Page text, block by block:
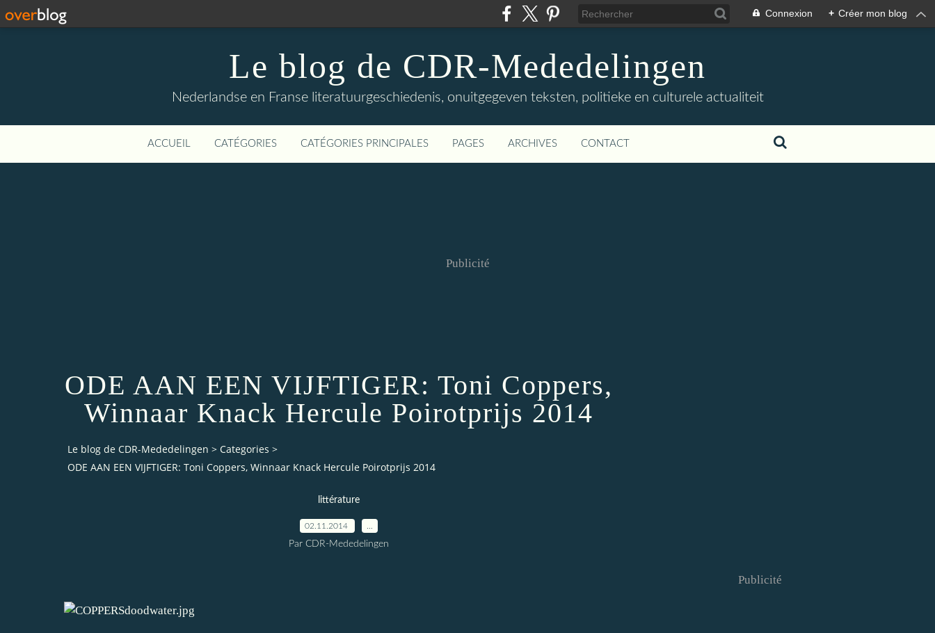
Connexion + Créer mon blog
Le blog de CDR-Mededelingen
Nederlandse en Franse literatuurgeschiedenis, onuitgegeven teksten, politieke en culturele actualiteit
ACCUEIL CATÉGORIES CATÉGORIES PRINCIPALES PAGES ARCHIVES CONTACT
Publicité
ODE AAN EEN VIJFTIGER: Toni Coppers,
Winnaar Knack Hercule Poirotprijs 2014
Le blog de CDR-Mededelingen > Categories >
ODE AAN EEN VIJFTIGER: Toni Coppers, Winnaar Knack Hercule Poirotprijs 2014
littérature
02.11.2014
Par CDR-Mededelingen
Publicité